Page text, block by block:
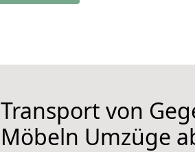
Transport von
Möbeln Umzüge